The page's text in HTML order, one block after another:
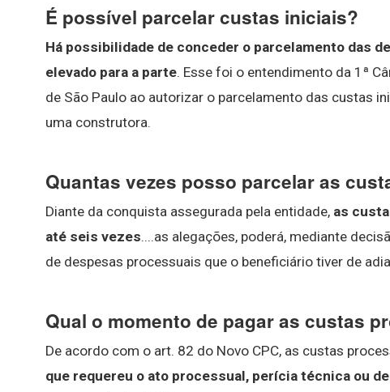
É possível parcelar custas iniciais?
Há possibilidade de conceder o parcelamento das
elevado para a parte. Esse foi o entendimento da 1ª
de São Paulo ao autorizar o parcelamento das custas
uma construtora.
Quantas vezes posso parcelar as
Diante da conquista assegurada pela entidade, as
até seis vezes....as alegações, poderá, mediante
de despesas processuais que o beneficiário tiver de
Qual o momento de pagar as custas
De acordo com o art. 82 do Novo CPC, as custas
que requereu o ato processual, perícia técnica ou